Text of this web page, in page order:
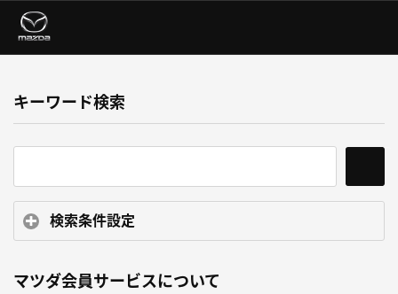
キーワード検索
検索条件設定
マツダ会員サービスについて